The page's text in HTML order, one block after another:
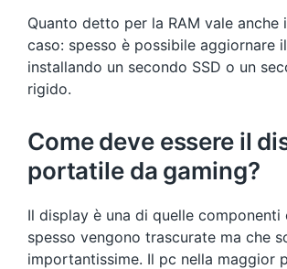
Quanto detto per la RAM vale anche
caso: spesso è possibile aggiornare
installando un secondo SSD o un
rigido.
Come deve essere il
portatile da gaming?
Il display è una di quelle componenti
spesso vengono trascurate ma che
importantissime. Il pc nella maggior